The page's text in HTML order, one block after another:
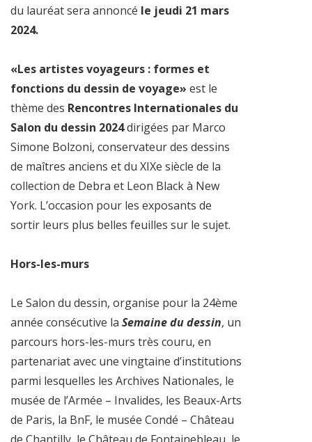
du lauréat sera annoncé le jeudi 21 mars
2024.
«Les artistes voyageurs : formes et
fonctions du dessin de voyage» est le
thème des Rencontres Internationales du
Salon du dessin 2024dirigées par Marco
Simone Bolzoni, conservateur des dessins
de maîtres anciens et du XIXe siècle de la
collection de Debra et Leon Black à New
York. L’occasion pour les exposants de
sortir leurs plus belles feuilles sur le sujet.
Hors-les-murs
Le Salon du dessin, organise pour la 24ème
année consécutive la Semaine du dessin, un
parcours hors-les-murs très couru, en
partenariat avec une vingtaine d’institutions
parmi lesquelles les Archives Nationales, le
musée de l’Armée – Invalides, les Beaux-Arts
de Paris, la BnF, le musée Condé – Château